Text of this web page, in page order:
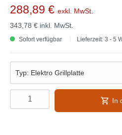
288,89 € exkl. MwSt.
343,78 € inkl. MwSt.
Sofort verfügbar Lieferzeit: 3 - 5
In